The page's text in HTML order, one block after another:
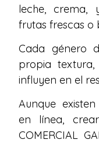
leche, crema,
frutas frescas o
Cada género
propia
influyen en el
Aunque
en línea,
COMERCIAL